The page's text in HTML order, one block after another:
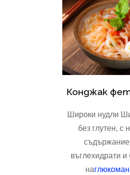
Конджак
Широки нудли
без глутен, с
въглехидрати и
на